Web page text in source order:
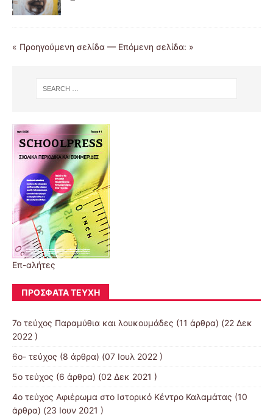
« Προηγούμενη σελίδα — Επόμενη σελίδα: »
Επ-αλήτες
ΠΡΌΣΦΑΤΑ ΤΕΎΧΗ
7ο τεύχος Παραμύθια και λουκουμάδες (11 άρθρα) (22 Δεκ
2022 )
6ο- τεύχος (8 άρθρα) (07 Ιουλ 2022 )
5ο τεύχος (6 άρθρα) (02 Δεκ 2021 )
4ο τεύχος Αφιέρωμα στο Ιστορικό Κέντρο Καλαμάτας (10
άρθρα) (23 Ιουν 2021 )